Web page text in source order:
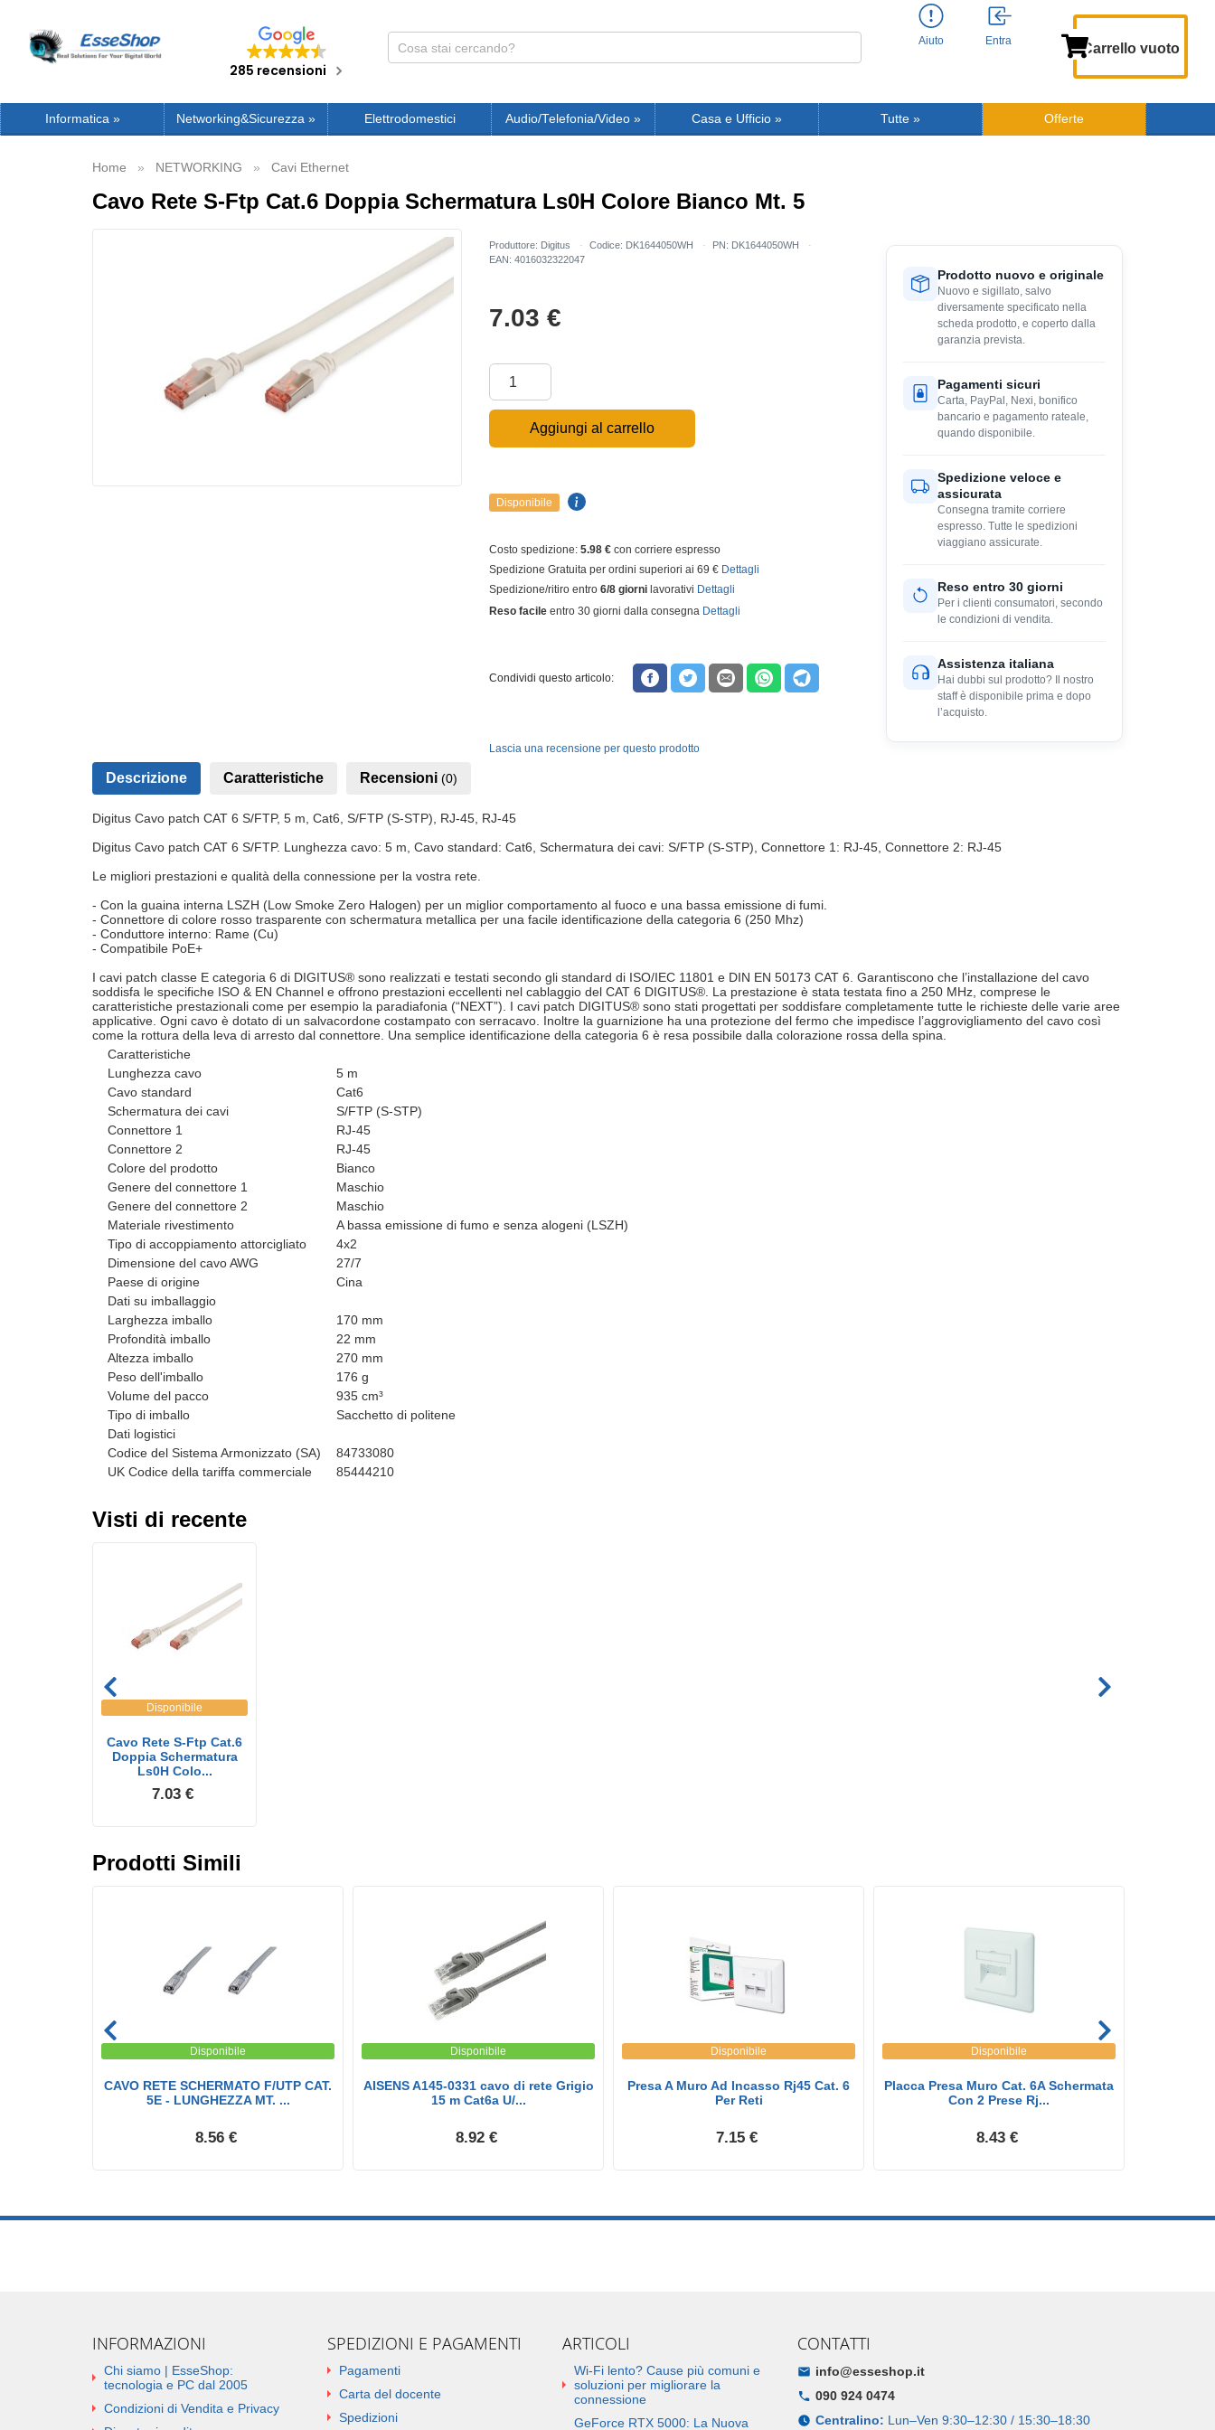
285 recensioni
Aiuto Entra Carrello vuoto
Informatica» Networking&Sicurezza » Elettrodomestici Audio/Telefonia/Video » Casa e Ufficio » Tutte » Offerte
Home NETWORKING Cavi Ethernet
Cavo Rete S-Ftp Cat.6 Doppia Schermatura Ls0H Colore Bianco Mt. 5
Produttore: Digitus Codice: DK1644050WH
PN: DK1644050WH
EAN: 4016032322047
7.03 €
Aggiungi al carrello
Disponibile
Costo spedizione: 5.98 € con corriere espresso
Spedizione Gratuita per ordini superiori ai 69 € Dettagli
Spedizione/ritiro entro 6/8 giornilavorativi Dettagli
Reso facileentro 30 giorni dalla consegna Dettagli
Condividi questo articolo:
Lascia una recensione per questo prodotto
Prodotto nuovo e originale
Nuovo e sigillato, salvo
diversamente specificato nella
scheda prodotto, e coperto dalla
garanzia prevista.
Pagamenti sicuri
Carta, PayPal, Nexi, bonifico
bancario e pagamento rateale,
quando disponibile.
Spedizione veloce e
assicurata
Consegna tramite corriere
espresso. Tutte le spedizioni
viaggiano assicurate.
Reso entro 30 giorni
Per i clienti consumatori, secondo
le condizioni di vendita.
Assistenza italiana
Hai dubbi sul prodotto? Il nostro
staff è disponibile prima e dopo
l’acquisto.
Descrizione Caratteristiche Recensioni (0)
Digitus Cavo patch CAT 6 S/FTP, 5 m, Cat6, S/FTP (S-STP), RJ-45, RJ-45
Digitus Cavo patch CAT 6 S/FTP. Lunghezza cavo: 5 m, Cavo standard: Cat6, Schermatura dei cavi: S/FTP (S-STP), Connettore 1: RJ-45, Connettore 2: RJ-45
Le migliori prestazioni e qualità della connessione per la vostra rete.
- Con la guaina interna LSZH (Low Smoke Zero Halogen) per un miglior comportamento al fuoco e una bassa emissione di fumi.
- Connettore di colore rosso trasparente con schermatura metallica per una facile identificazione della categoria 6 (250 Mhz)
- Conduttore interno: Rame (Cu)
- Compatibile PoE+
I cavi patch classe E categoria 6 di DIGITUS® sono realizzati e testati secondo gli standard di ISO/IEC 11801 e DIN EN 50173 CAT 6. Garantiscono che l’installazione del cavo
soddisfa le specifiche ISO & EN Channel e offrono prestazioni eccellenti nel cablaggio del CAT 6 DIGITUS®. La prestazione è stata testata fino a 250 MHz, comprese le
caratteristiche prestazionali come per esempio la paradiafonia (“NEXT”). I cavi patch DIGITUS® sono stati progettati per soddisfare completamente tutte le richieste delle varie aree
applicative. Ogni cavo è dotato di un salvacordone costampato con serracavo. Inoltre la guarnizione ha una protezione del fermo che impedisce l’aggrovigliamento del cavo così
come la rottura della leva di arresto dal connettore. Una semplice identificazione della categoria 6 è resa possibile dalla colorazione rossa della spina.
Caratteristiche
Lunghezza cavo
5 m
Cavo standard
Cat6
Schermatura dei cavi
S/FTP (S-STP)
Connettore 1
RJ-45
Connettore 2
RJ-45
Colore del prodotto
Bianco
Genere del connettore 1
Maschio
Genere del connettore 2
Maschio
Materiale rivestimento
A bassa emissione di fumo e senza alogeni (LSZH)
Tipo di accoppiamento attorcigliato
4x2
Dimensione del cavo AWG
27/7
Paese di origine
Cina
Dati su imballaggio
Larghezza imballo
170 mm
Profondità imballo
22 mm
Altezza imballo
270 mm
Peso dell'imballo
176 g
Volume del pacco
935 cm³
Tipo di imballo
Sacchetto di politene
Dati logistici
Codice del Sistema Armonizzato (SA)
84733080
UK Codice della tariffa commerciale
85444210
Visti di recente
Disponibile
Cavo Rete S-Ftp Cat.6
Doppia Schermatura
Ls0H Colo...
7.03 €
Prodotti Simili
Disponibile
CAVO RETE SCHERMATO F/UTP CAT.
5E - LUNGHEZZA MT. ...
8.56 €
Disponibile
AISENS A145-0331 cavo di rete Grigio
15 m Cat6a U/...
8.92 €
Disponibile
Presa A Muro Ad Incasso Rj45 Cat. 6
Per Reti
7.15 €
Disponibile
Placca Presa Muro Cat. 6A Schermata
Con 2 Prese Rj...
8.43 €
INFORMAZIONI
Chi siamo | EsseShop:
tecnologia e PC dal 2005
Condizioni di Vendita e Privacy
SPEDIZIONI E PAGAMENTI
Pagamenti
Carta del docente
Spedizioni
ARTICOLI
Wi-Fi lento? Cause più comuni e
soluzioni per migliorare la
connessione
GeForce RTX 5000: La Nuova
CONTATTI
info@esseshop.it
090 924 0474
Centralino: Lun–Ven 9:30–12:30 / 15:30–18:30